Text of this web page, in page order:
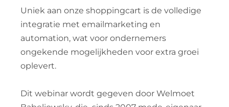
Uniek aan onze shoppingcart is de volledige
integratie met emailmarketing en
automation, wat voor ondernemers
ongekende mogelijkheden voor extra groei
oplevert.
Dit webinar wordt gegeven door Welmoet